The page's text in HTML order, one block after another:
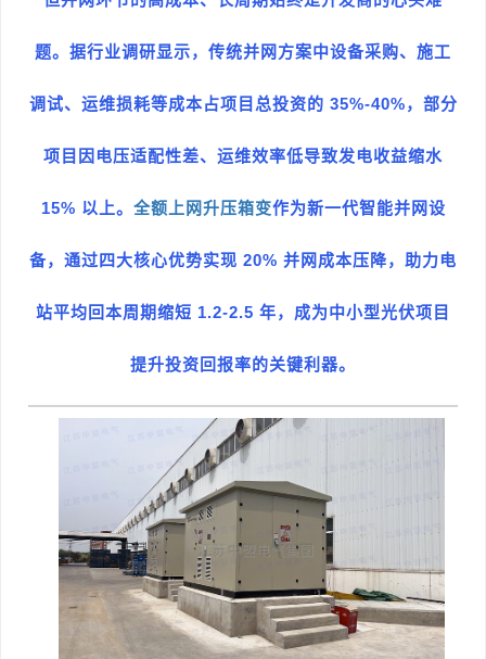
题。据行业调研显示，传统并网方案中设备采购、施工
调试、运维损耗等成本占项目总投资的 35%-40%，部分
项目因电压适配性差、运维效率低导致发电收益缩水
15% 以上。 全额上网升压箱变作为新一代智能并网设
备，通过四大核心优势实现 20% 并网成本压降，助力电
站平均回本周期缩短 1.2-2.5 年，成为中小型光伏项目
提升投资回报率的关键利器。